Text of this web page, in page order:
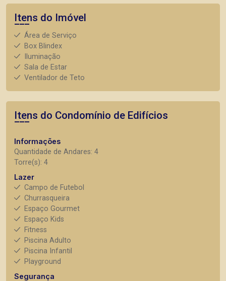
Itens do Imóvel
Área de Serviço
Box Blindex
Iluminação
Sala de Estar
Ventilador de Teto
Itens do Condomínio de Edifícios
Informações
Quantidade de Andares: 4
Torre(s): 4
Lazer
Campo de Futebol
Churrasqueira
Espaço Gourmet
Espaço Kids
Fitness
Piscina Adulto
Piscina Infantil
Playground
Segurança